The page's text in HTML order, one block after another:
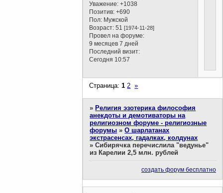
Уважение: +1038
Позитив: +690
Пол: Мужской
Возраст: 51[1974-11-28]
Провел на форуме:
9 месяцев 7 дней
Последний визит:
Сегодня 10:57
Страница:1 2 »
» Религия эзотерика философия
анекдоты и демотиваторы на
религиозном форуме - религиозные
форумы »О шарлатанах
экстрасенсах, гадалках, колдунах
»Сибирячка перечислила "ведунье"
из Карелии 2,5 млн. рублей
создать форум бесплатно